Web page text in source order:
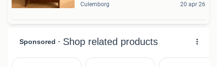
Culemborg 20 apr 26